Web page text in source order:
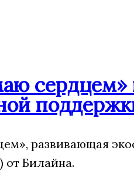
сердцем»
развивающая
от Билайна.